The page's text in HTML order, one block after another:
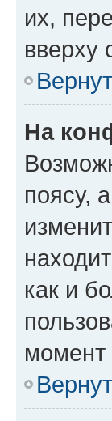
их,
вверху
На
поясу,
как и
момент